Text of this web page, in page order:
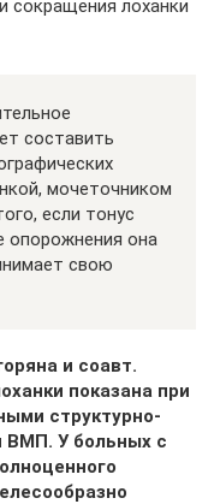
сокращения лоханки
составить
мочеточником
если тонус
опорожнения она
свою
и соавт.
показана при
структурно-
ВМП. У больных с